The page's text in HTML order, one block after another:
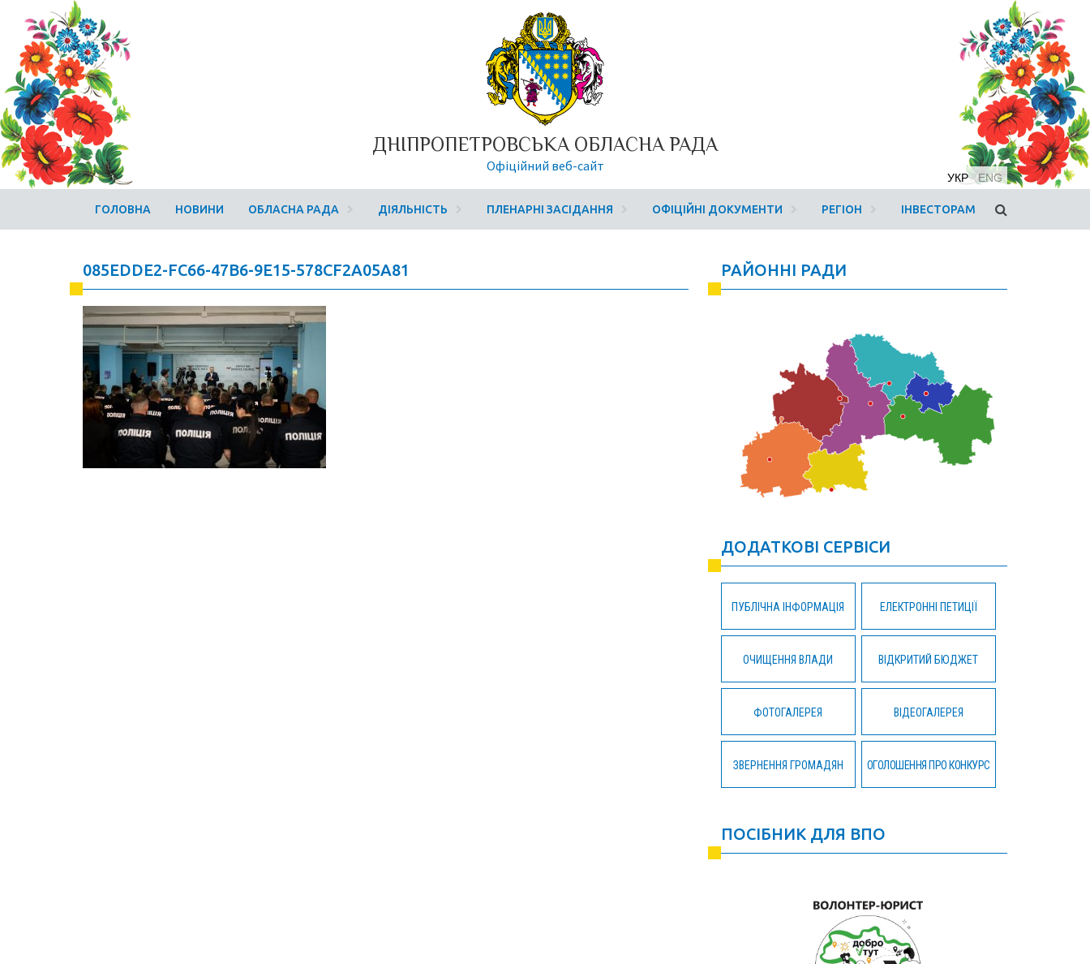
ДНІПРОПЕТРОВСЬКА ОБЛАСНА РАДА
Офіційний веб-сайт
УКР ENG
ГОЛОВНА НОВИНИ ОБЛАСНА РАДА ДІЯЛЬНІСТЬ ПЛЕНАРНІ ЗАСІДАННЯ ОФІЦІЙНІ ДОКУМЕНТИ РЕГІОН ІНВЕСТОРАМ
085EDDE2-FC66-47B6-9E15-578CF2A05A81 РАЙОННІ РАДИ
ДОДАТКОВІ СЕРВІСИ
ПУБЛІЧНА ІНФОРМАЦІЯ ЕЛЕКТРОННІ ПЕТИЦІЇ
ОЧИЩЕННЯ ВЛАДИ ВІДКРИТИЙ БЮДЖЕТ
ФОТОГАЛЕРЕЯ ВІДЕОГАЛЕРЕЯ
ЗВЕРНЕННЯ ГРОМАДЯН ОГОЛОШЕННЯ ПРО КОНКУРС
ПОСІБНИК ДЛЯ ВПО